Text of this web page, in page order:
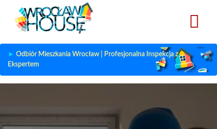
Odbiór Mieszkania Wrocław | Profesjonalna Inspekcja z
Ekspertem